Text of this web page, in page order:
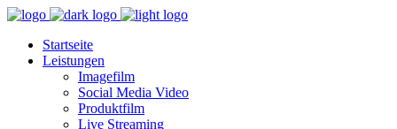
Startseite
Leistungen
Imagefilm
Social Media Video
Produktfilm
Live Streaming